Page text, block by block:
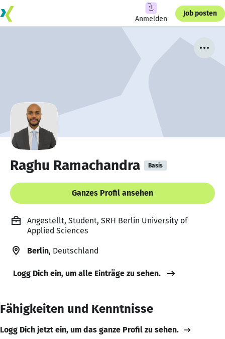
Anmelden
Job posten
Raghu Ramachandra Basis
Ganzes Profil ansehen
Angestellt, Student, SRH Berlin University of
Applied Sciences
Berlin, Deutschland
Logg Dich ein, um alle Einträge zu sehen.
Fähigkeiten und Kenntnisse
Logg Dich jetzt ein, um das ganze Profil zu sehen.